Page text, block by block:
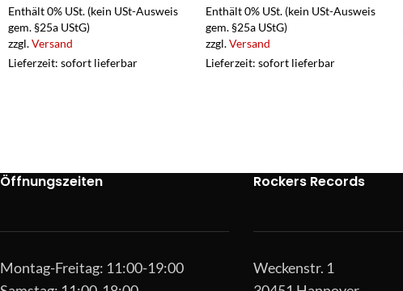
Enthält 0% USt. (kein USt-Ausweis
gem. §25a UStG)
zzgl.Versand
Lieferzeit: sofort lieferbar
Enthält 0% USt. (kein USt-Ausweis
gem. §25a UStG)
zzgl.Versand
Lieferzeit: sofort lieferbar
Öffnungszeiten
Montag-Freitag: 11:00-19:00
Rockers Records
Weckenstr. 1